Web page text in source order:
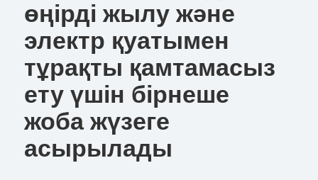
өңірді жылу және
электр қуатымен
тұрақты қамтамасыз
ету үшін бірнеше
жоба жүзеге
асырылады